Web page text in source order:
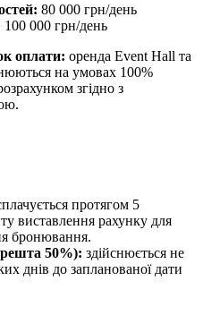
80 000 грн/день
100 000 грн/день
оплати: оренда Event Hall та
на умовах 100%
згідно з
протягом 5
виставлення рахунку для
бронювання.
50%): здійснюється не
днів до запланованої дати